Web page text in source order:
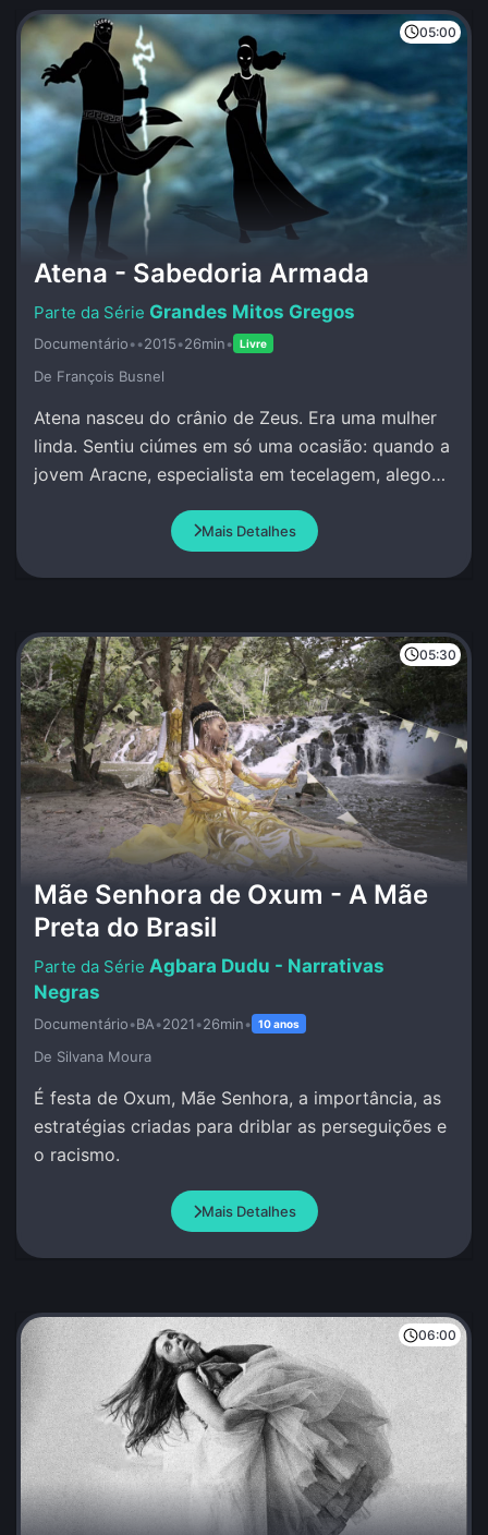
05:00
Atena - Sabedoria Armada
Grandes Mitos Gregos
Documentário••2015•26min• Livre
De François Busnel
Atena nasceu do crânio de Zeus. Era uma mulher
linda. Sentiu ciúmes em só uma ocasião: quando a
jovem Aracne, especialista em tecelagem, alegou
Mais Detalhes
05:30
Mãe Senhora de Oxum - A Mãe
Preta do Brasil
Agbara Dudu - Narrativas
Negras
Documentário•BA•2021•26min• 10 anos
De Silvana Moura
É festa de Oxum, Mãe Senhora, a importância, as
estratégias criadas para driblar as perseguições e
o racismo.
Mais Detalhes
06:00